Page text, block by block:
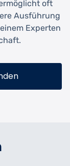
oft
Ausführung
Experten